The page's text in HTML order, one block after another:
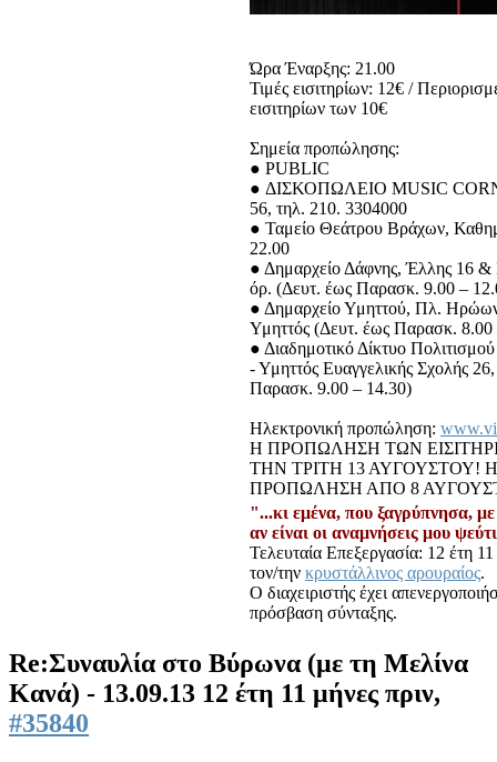
Ώρα Έναρξης: 21.00
Τιμές εισιτηρίων: 12€ /
εισιτηρίων των 10€
Σημεία προπώλησης:
● PUBLIC
● ΔΙΣΚΟΠΩΛΕΙΟ MUSIC
56, τηλ. 210. 3304000
● Ταμείο Θεάτρου Βράχων,
22.00
● Δημαρχείο Δάφνης, Έλλης 16
όρ. (Δευτ. έως Παρασκ. 9.00 –
● Δημαρχείο Υμηττού, Πλ.
Υμηττός (Δευτ. έως Παρασκ. 8.00
● Διαδημοτικό Δίκτυο
- Υμηττός Ευαγγελικής Σχολής
Παρασκ. 9.00 – 14.30)
Ηλεκτρονική προπώληση:
Η ΠΡΟΠΩΛΗΣΗ ΤΩΝ
ΤΗΝ ΤΡΙΤΗ 13 ΑΥΓΟΥΣΤΟΥ!
ΠΡΟΠΩΛΗΣΗ ΑΠΟ 8
"...κι εμένα, που ξαγρύπνησα, με
αν είναι οι αναμνήσεις μου
Τελευταία Επεξεργασία: 12 έτη
τον/την κρυστάλλινος αρουραίος.
Ο διαχειριστής έχει
πρόσβαση σύνταξης.
Re:Συναυλία στο Βύρωνα (με τη Μελίνα
Κανά) - 13.09.13 12 έτη 11 μήνες πριν,
#35840